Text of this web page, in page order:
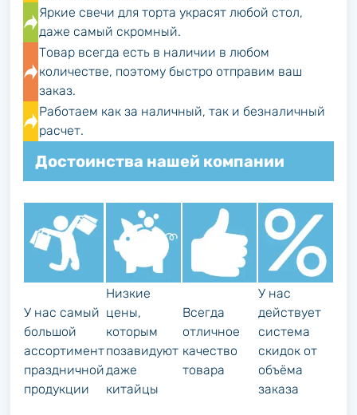
Яркие свечи для торта украсят любой стол,
даже самый скромный.
Товар всегда есть в наличии в любом
количестве, поэтому быстро отправим ваш
заказ.
Работаем как за наличный, так и безналичный
расчет.
Достоинства нашей компании
У нас самый
большой
ассортимент
праздничной
продукции
Низкие
цены,
которым
позавидуют
даже
китайцы
Всегда
отличное
качество
товара
У нас
действует
система
скидок от
объёма
заказа